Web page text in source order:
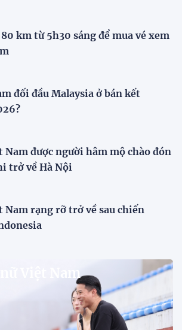
XEM THÊM
"Tôi đặt bút ký bằng niềm tin
An. Nhà cầm quân người xứ Nghệ
nhận nhiệm vụ bằng "niềm tin và
thời đặt nhiều kỳ vọng vào thế hệ